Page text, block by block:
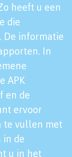
heeft u een
die
De informatie
In
APK
en de
ervoor
te vullen met
in de
u in het